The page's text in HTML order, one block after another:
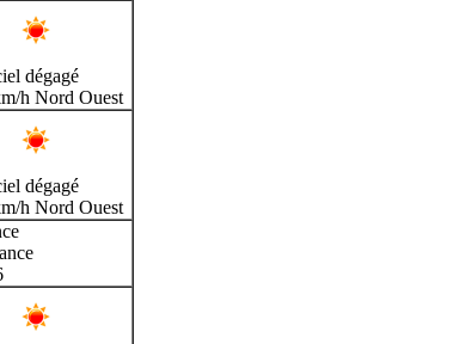
dégagé
h Nord Ouest
dégagé
h Nord Ouest